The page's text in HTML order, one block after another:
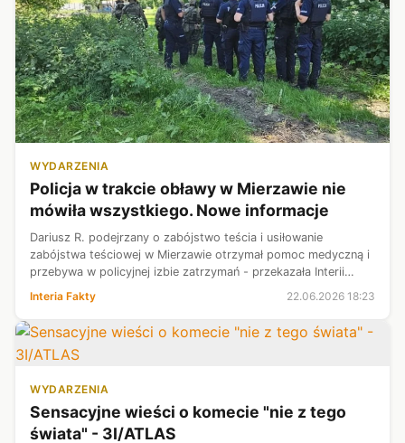
WYDARZENIA
Policja w trakcie obławy w Mierzawie nie
mówiła wszystkiego. Nowe informacje
Dariusz R. podejrzany o zabójstwo teścia i usiłowanie
zabójstwa teściowej w Mierzawie otrzymał pomoc medyczną i
przebywa w policyjnej izbie zatrzymań - przekazała Interii
ponadto nowe informac...
Interia Fakty 22.06.2026 18:23
WYDARZENIA
Sensacyjne wieści o komecie "nie z tego
świata" - 3I/ATLAS